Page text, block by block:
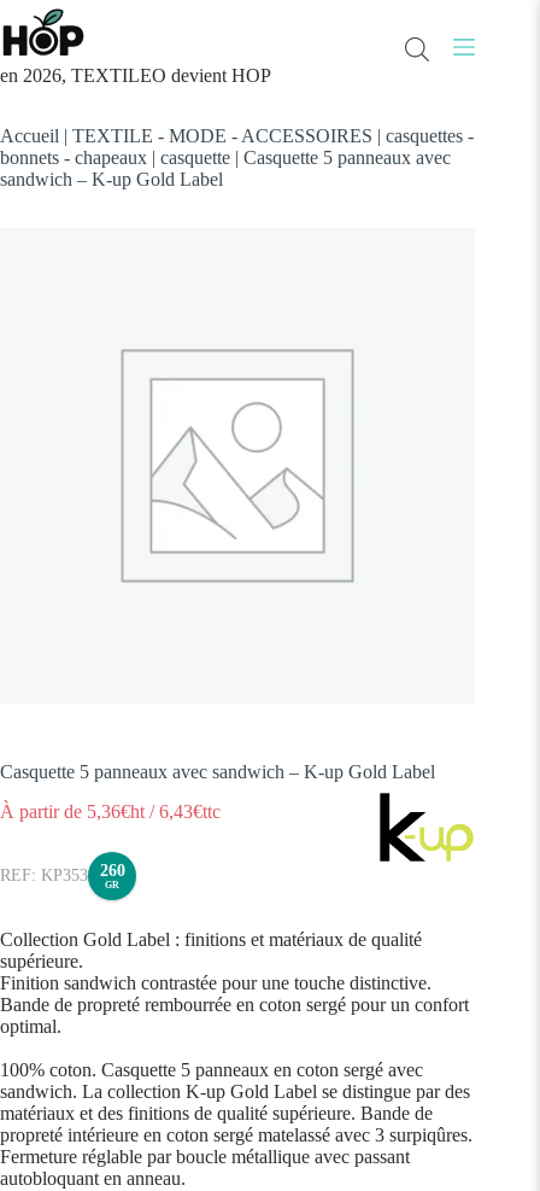
Passer
au
contenu
en 2026, TEXTILEO devient HOP
Accueil | TEXTILE - MODE - ACCESSOIRES | casquettes -
bonnets - chapeaux | casquette | Casquette 5 panneaux avec
sandwich – K-up Gold Label
Casquette 5 panneaux avec sandwich – K-up Gold Label
À partir de 5,36€ht /6,43€ttc
KP353 260
GR
Collection Gold Label : finitions et matériaux de qualité
supérieure.
Finition sandwich contrastée pour une touche distinctive.
Bande de propreté rembourrée en coton sergé pour un confort
optimal.
100% coton. Casquette 5 panneaux en coton sergé avec
sandwich. La collection K-up Gold Label se distingue par des
matériaux et des finitions de qualité supérieure. Bande de
propreté intérieure en coton sergé matelassé avec 3 surpiqûres.
Fermeture réglable par boucle métallique avec passant
autobloquant en anneau.